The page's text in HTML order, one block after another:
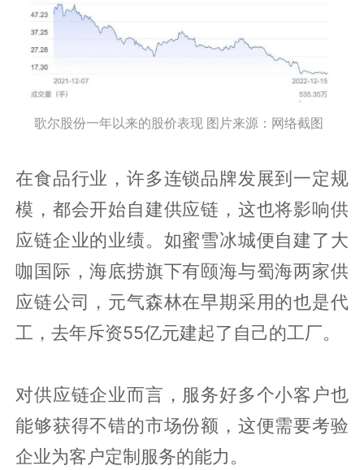
歌尔股份一年以来的股价表现 图片来源：网络截图
在食品行业，许多连锁品牌发展到一定规
模，都会开始自建供应链，这也将影响供
应链企业的业绩。如蜜雪冰城便自建了大
咖国际，海底捞旗下有颐海与蜀海两家供
应链公司，元气森林在早期采用的也是代
工，去年斥资55亿元建起了自己的工厂。
对供应链企业而言，服务好多个小客户也
能够获得不错的市场份额，这便需要考验
企业为客户定制服务的能力。